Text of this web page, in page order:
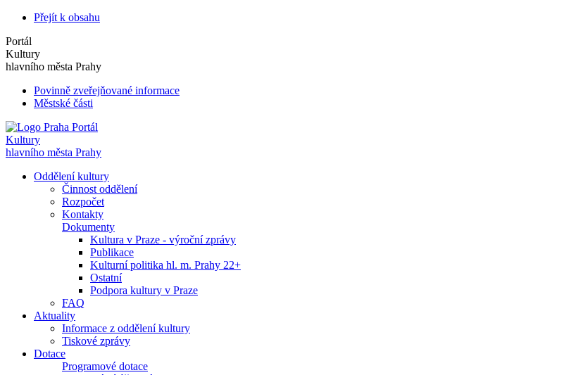
Přejít k obsahu
Portál
Kultury
hlavního města Prahy
Povinně zveřejňované informace
Městské části
Portál
Kultury
hlavního města Prahy
Oddělení kultury
Činnost oddělení
Rozpočet
Kontakty
Dokumenty
Kultura v Praze - výroční zprávy
Publikace
Kulturní politika hl. m. Prahy 22+
Ostatní
Podpora kultury v Praze
FAQ
Aktuality
Informace z oddělení kultury
Tiskové zprávy
Dotace
Programové dotace